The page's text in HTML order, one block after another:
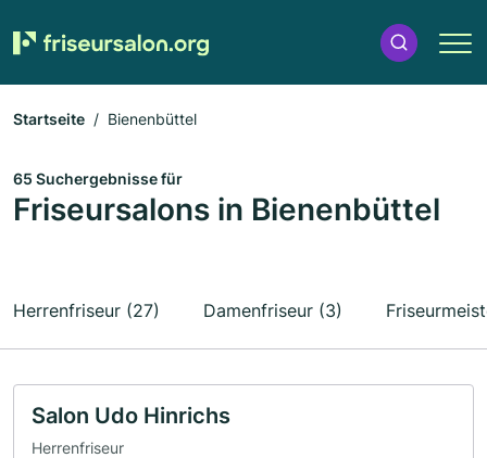
Startseite Bienenbüttel
65 Suchergebnisse für
Friseursalons in Bienenbüttel
Herrenfriseur (27) Damenfriseur (3)
Salon Udo Hinrichs
Herrenfriseur